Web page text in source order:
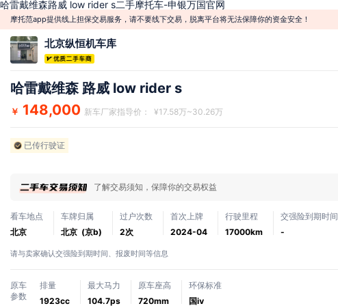
哈雷戴维森路威 low rider s二手摩托车-申银万国官网
摩托范app提供线上担保交易服务，请不要线下交易，脱离平台将无法保障你的资金安全！
北京纵恒机车库
哈雷戴维森 路威 low rider s
￥ 148,000 新车厂家指导价： ¥17.58万~30.26万
已传行驶证
了解交易须知，保障你的交易权益
看车地点
北京
车牌归属
北京 (京b)
过户次数
2次
首次上牌
2024-04
行驶里程
17000km
交强险到期时间
-
请与卖家确认交强险到期时间、报废时间等信息
原车
参数
排量
1923cc
最大马力
104.7ps
原车座高
720mm
环保标准
国ⅳ